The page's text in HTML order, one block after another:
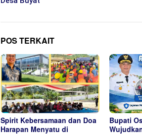
POS TERKAIT
Spirit Kebersamaan dan Doa
Harapan Menyatu di
Bupati